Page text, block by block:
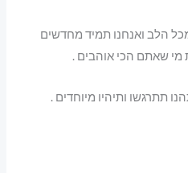
הלב ואנחנו תמיד מחדשים
מי שאתם הכי אוהבים .
תתרגשו ותיהיו מיוחדים .